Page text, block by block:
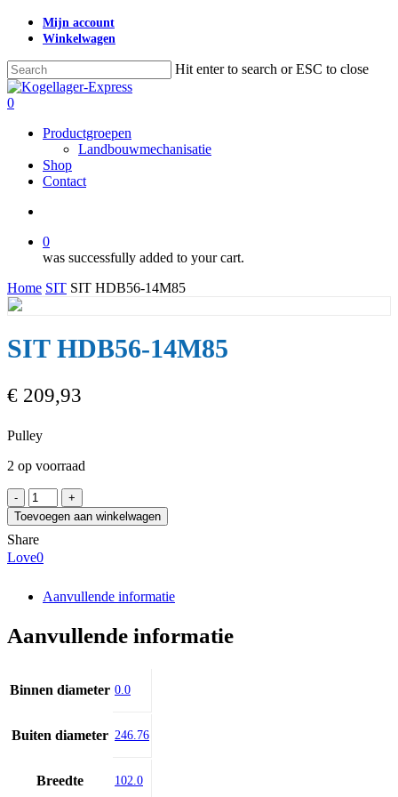
Skip
content
Mijn account
Winkelwagen
Hit enter to search or ESC to close
Close
Search
search
0
Productgroepen
Landbouwmechanisatie
Shop
Contact
0
was successfully added to your cart.
Home SIT SIT HDB56-14M85
SIT HDB56-14M85
€ 209,93
Pulley
2 op voorraad
SIT
HDB56-
14M85
aantal
Toevoegen aan winkelwagen
Share
Love0
Aanvullende informatie
Aanvullende informatie
Binnen diameter 0.0
Buiten diameter 246.76
Breedte 102.0